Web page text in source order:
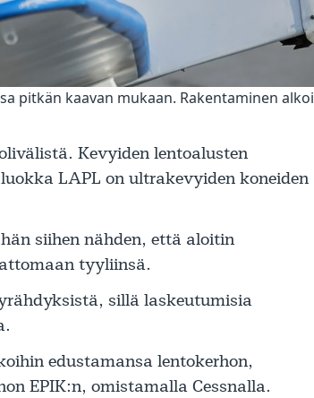
pitkän kaavan mukaan. Rakentaminen alkoi
Kevyiden lentoalusten
LAPL on ultrakevyiden koneiden
siihen nähden, että aloitin
tyyliinsä.
sillä laskeutumisia
edustamansa lentokerhon,
EPIK:n, omistamalla Cessnalla.